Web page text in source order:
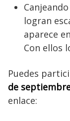
logran
aparece
Con ellos
Puedes
de
enlace: